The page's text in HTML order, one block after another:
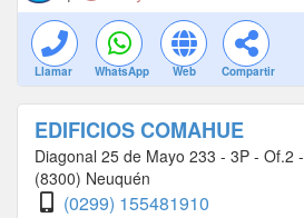
Llamar WhatsApp Web Compartir
EDIFICIOS COMAHUE
Diagonal 25 de Mayo 233 - 3P - Of.2 -
(8300) Neuquén
(0299) 155481910